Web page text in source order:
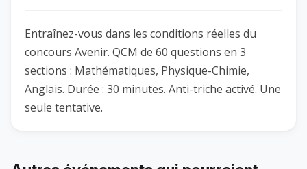
Entraînez-vous dans les conditions réelles du
concours Avenir. QCM de 60 questions en 3
sections : Mathématiques, Physique-Chimie,
Anglais. Durée : 30 minutes. Anti-triche activé. Une
seule tentative.